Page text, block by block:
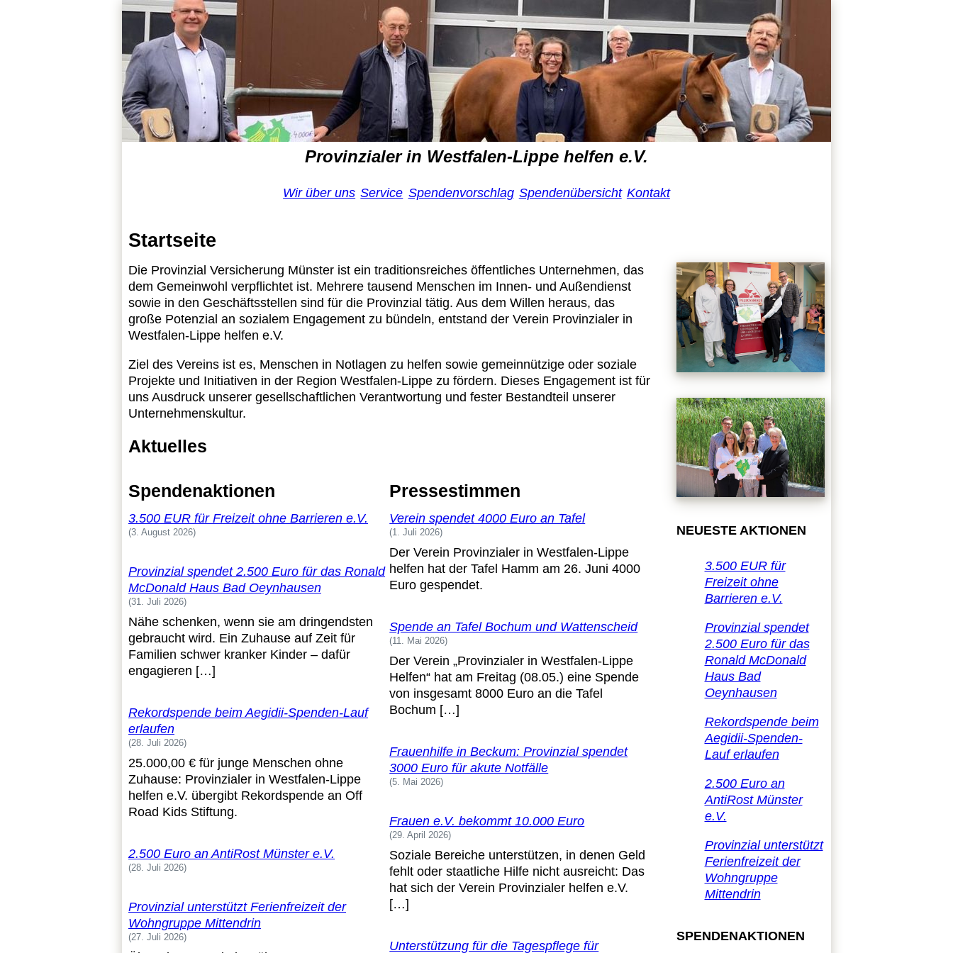
Provinzialer in Westfalen-Lippe helfen e.V.
Wir über uns Service Spendenvorschlag Spendenübersicht Kontakt
Startseite
Die Provinzial Versicherung Münster ist ein traditionsreiches öffentliches Unternehmen, das
dem Gemeinwohl verpflichtet ist. Mehrere tausend Menschen im Innen- und Außendienst
sowie in den Geschäftsstellen sind für die Provinzial tätig. Aus dem Willen heraus, das
große Potenzial an sozialem Engagement zu bündeln, entstand der Verein Provinzialer in
Westfalen-Lippe helfen e.V.
Ziel des Vereins ist es, Menschen in Notlagen zu helfen sowie gemeinnützige oder soziale
Projekte und Initiativen in der Region Westfalen-Lippe zu fördern. Dieses Engagement ist für
uns Ausdruck unserer gesellschaftlichen Verantwortung und fester Bestandteil unserer
Unternehmenskultur.
Aktuelles
Spendenaktionen
3.500 EUR für Freizeit ohne Barrieren e.V.
3. August 2026
Provinzial spendet 2.500 Euro für das Ronald
McDonald Haus Bad Oeynhausen
31. Juli 2026
Nähe schenken, wenn sie am dringendsten
gebraucht wird. Ein Zuhause auf Zeit für
Familien schwer kranker Kinder – dafür
engagieren […]
Rekordspende beim Aegidii-Spenden-Lauf
erlaufen
28. Juli 2026
25.000,00 € für junge Menschen ohne
Zuhause: Provinzialer in Westfalen-Lippe
helfen e.V. übergibt Rekordspende an Off
Road Kids Stiftung.
2.500 Euro an AntiRost Münster e.V.
28. Juli 2026
Provinzial unterstützt Ferienfreizeit der
Wohngruppe Mittendrin
27. Juli 2026
Pressestimmen
Verein spendet 4000 Euro an Tafel
1. Juli 2026
Der Verein Provinzialer in Westfalen-Lippe
helfen hat der Tafel Hamm am 26. Juni 4000
Euro gespendet.
Spende an Tafel Bochum und Wattenscheid
11. Mai 2026
Der Verein „Provinzialer in Westfalen-Lippe
Helfen“ hat am Freitag (08.05.) eine Spende
von insgesamt 8000 Euro an die Tafel
Bochum […]
Frauenhilfe in Beckum: Provinzial spendet
3000 Euro für akute Notfälle
5. Mai 2026
Frauen e.V. bekommt 10.000 Euro
29. April 2026
Soziale Bereiche unterstützen, in denen Geld
fehlt oder staatliche Hilfe nicht ausreicht: Das
hat sich der Verein Provinzialer helfen e.V.
[…]
Unterstützung für die Tagespflege für
NEUESTE AKTIONEN
3.500 EUR für
Freizeit ohne
Barrieren e.V.
Provinzial spendet
2.500 Euro für das
Ronald McDonald
Haus Bad
Oeynhausen
Rekordspende beim
Aegidii-Spenden-
Lauf erlaufen
2.500 Euro an
AntiRost Münster
e.V.
Provinzial unterstützt
Ferienfreizeit der
Wohngruppe
Mittendrin
SPENDENAKTIONEN